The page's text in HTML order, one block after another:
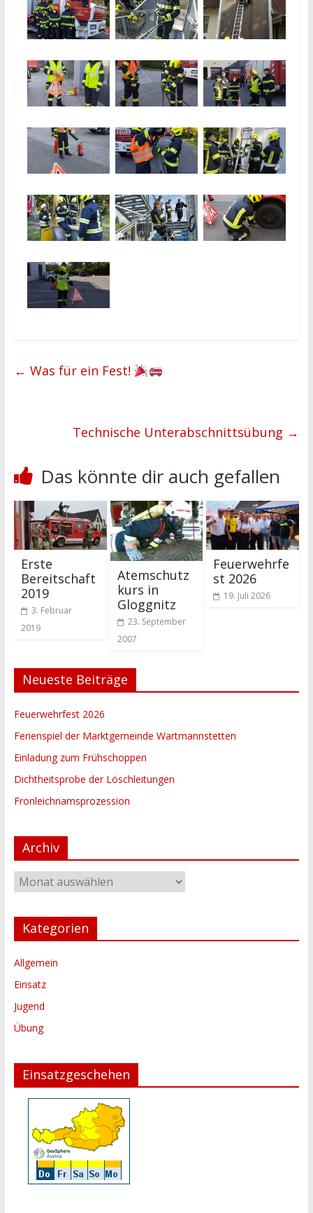
← Was für ein Fest!
Technische Unterabschnittsübung →
Das könnte dir auch gefallen
Erste
Bereitschaft
2019
3. Februar
2019
Atemschutz
kurs in
Gloggnitz
23. September
2007
Feuerwehrfe
st 2026
19. Juli 2026
Neueste Beiträge
Feuerwehrfest 2026
Ferienspiel der Marktgemeinde Wartmannstetten
Einladung zum Frühschoppen
Dichtheitsprobe der Löschleitungen
Fronleichnamsprozession
Archiv
Archiv
Kategorien
Allgemein
Einsatz
Jugend
Übung
Einsatzgeschehen